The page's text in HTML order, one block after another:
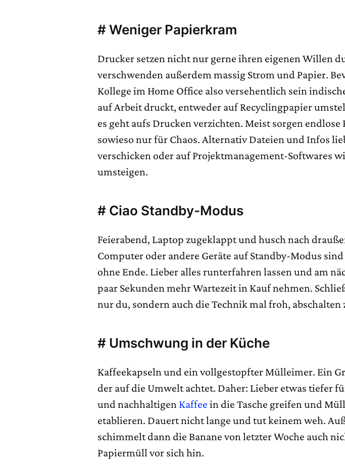
# Weniger Papierkram
Drucker setzen nicht nur gerne ihren eigenen Willen
verschwenden außerdem massig Strom und Papier.
Kollege im Home Office also versehentlich sein
auf Arbeit druckt, entweder auf Recyclingpapier
es geht aufs Drucken verzichten. Meist sorgen endlose
sowieso nur für Chaos. Alternativ Dateien und Infos
verschicken oder auf Projektmanagement-Softwares
umsteigen.
# Ciao Standby-Modus
Feierabend, Laptop zugeklappt und husch nach
Computer oder andere Geräte auf Standby-Modus
ohne Ende. Lieber alles runterfahren lassen und am
paar Sekunden mehr Wartezeit in Kauf nehmen.
nur du, sondern auch die Technik mal froh, abschalten
# Umschwung in der Küche
Kaffeekapseln und ein vollgestopfter Mülleimer. Ein
der auf die Umwelt achtet. Daher: Lieber etwas tiefer
und nachhaltigen Kaffee in die Tasche greifen und
etablieren. Dauert nicht lange und tut keinem weh.
schimmelt dann die Banane von letzter Woche auch
Papiermüll vor sich hin.